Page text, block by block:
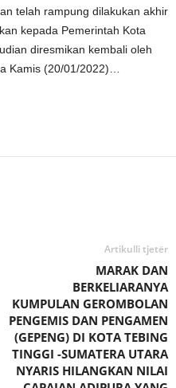
telah rampung dilakukan akhir
kepada Pemerintah Kota
diresmikan kembali oleh
Kamis (20/01/2022)…
Artikulli tjetër
MARAK DAN
BERKELIARANYA
KUMPULAN GEROMBOLAN
PENGEMIS DAN PENGAMEN
(GEPENG) DI KOTA TEBING
TINGGI -SUMATERA UTARA
NYARIS HILANGKAN NILAI